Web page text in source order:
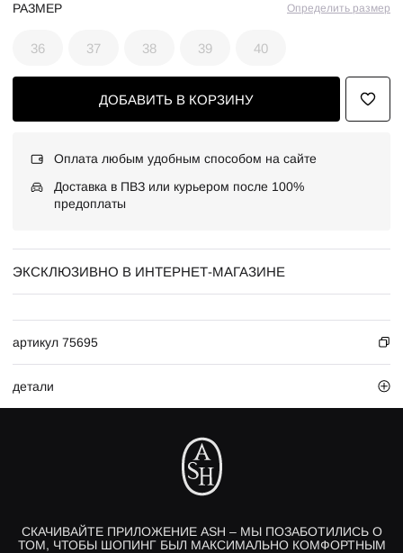
РАЗМЕР Определить размер
36 37 38 39 40
ДОБАВИТЬ В КОРЗИНУ
Оплата любым удобным способом на сайте
Доставка в ПВЗ или курьером после 100%
предоплаты
ЭКСКЛЮЗИВНО В ИНТЕРНЕТ-МАГАЗИНЕ
артикул 75695
детали
СКАЧИВАЙТЕ ПРИЛОЖЕНИЕ ASH – МЫ ПОЗАБОТИЛИСЬ О
ТОМ, ЧТОБЫ ШОПИНГ БЫЛ МАКСИМАЛЬНО КОМФОРТНЫМ